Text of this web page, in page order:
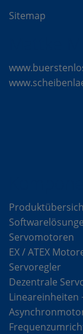
Sitemap
Servomotoren
EX / ATEX
Servoregler
Dezentrale
Lineareinheiten